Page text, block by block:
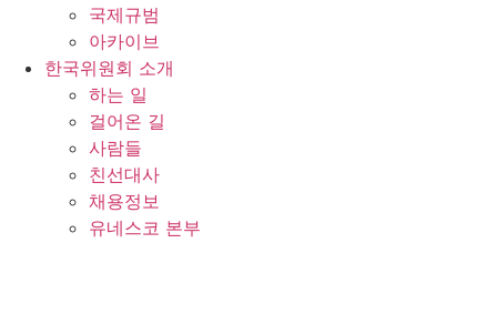
국제규범
아카이브
한국위원회 소개
하는 일
걸어온 길
사람들
친선대사
채용정보
유네스코 본부